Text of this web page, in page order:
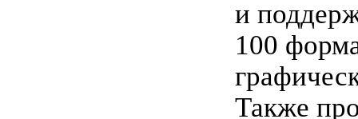
и
100
Также